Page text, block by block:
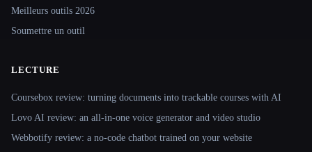
Meilleurs outils 2026
Soumettre un outil
LECTURE
Coursebox review: turning documents into trackable courses with AI
Lovo AI review: an all-in-one voice generator and video studio
Webbotify review: a no-code chatbot trained on your website